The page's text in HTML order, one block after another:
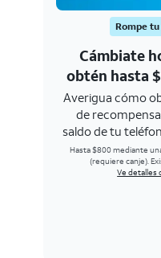
Rompe
Cámbiate
obtén hasta
Averigua cómo
de
saldo de tu
Hasta $800 mediante
(requiere canje).
Ve detalles